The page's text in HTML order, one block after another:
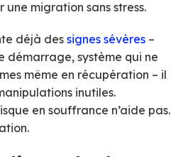
migration sans stress.
déjà des signes sévères –
démarrage, système qui ne
même en récupération – il
inutiles.
en souffrance n’aide pas.